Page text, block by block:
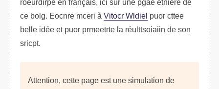
roruedirpe en français, ici sur une pgae etnière de
ce bolg. Eornce mecri à Vtoicr Widlel pour cette
blele idée et puor prmeetrte la réuosttliaiin de son
sircpt.
Attention, cette page est une simulation de